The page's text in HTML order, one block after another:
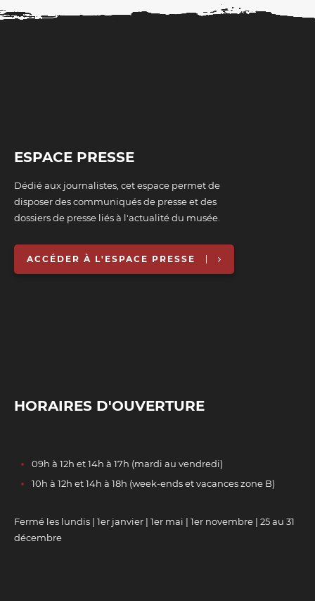
D'ARIANE
ESPACE PRESSE
Dédié aux journalistes, cet espace permet de
disposer des communiqués de presse et des
dossiers de presse liés à l'actualité du musée.
ACCÉDER À L'ESPACE PRESSE
HORAIRES D'OUVERTURE
09h à 12h et 14h à 17h (mardi au vendredi)
10h à 12h et 14h à 18h (week-ends et vacances zone B)
Fermé les lundis | 1er janvier | 1er mai | 1er novembre | 25 au 31
décembre